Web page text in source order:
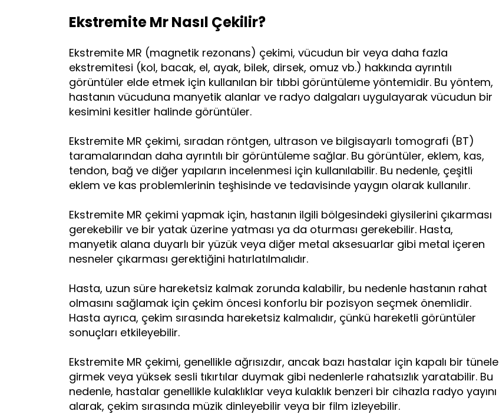
Ekstremite Mr Nasıl Çekilir?
Ekstremite MR (magnetik rezonans) çekimi, vücudun bir veya daha fazla
ekstremitesi (kol, bacak, el, ayak, bilek, dirsek, omuz vb.) hakkında ayrıntılı
görüntüler elde etmek için kullanılan bir tıbbi görüntüleme yöntemidir. Bu yöntem,
hastanın vücuduna manyetik alanlar ve radyo dalgaları uygulayarak vücudun bir
kesimini kesitler halinde görüntüler.
Ekstremite MR çekimi, sıradan röntgen, ultrason ve bilgisayarlı tomografi (BT)
taramalarından daha ayrıntılı bir görüntüleme sağlar. Bu görüntüler, eklem, kas,
tendon, bağ ve diğer yapıların incelenmesi için kullanılabilir. Bu nedenle, çeşitli
eklem ve kas problemlerinin teşhisinde ve tedavisinde yaygın olarak kullanılır.
Ekstremite MR çekimi yapmak için, hastanın ilgili bölgesindeki giysilerini çıkarması
gerekebilir ve bir yatak üzerine yatması ya da oturması gerekebilir. Hasta,
manyetik alana duyarlı bir yüzük veya diğer metal aksesuarlar gibi metal içeren
nesneler çıkarması gerektiğini hatırlatılmalıdır.
Hasta, uzun süre hareketsiz kalmak zorunda kalabilir, bu nedenle hastanın rahat
olmasını sağlamak için çekim öncesi konforlu bir pozisyon seçmek önemlidir.
Hasta ayrıca, çekim sırasında hareketsiz kalmalıdır, çünkü hareketli görüntüler
sonuçları etkileyebilir.
Ekstremite MR çekimi, genellikle ağrısızdır, ancak bazı hastalar için kapalı bir tünele
girmek veya yüksek sesli tıkırtılar duymak gibi nedenlerle rahatsızlık yaratabilir. Bu
nedenle, hastalar genellikle kulaklıklar veya kulaklık benzeri bir cihazla radyo yayını
alarak, çekim sırasında müzik dinleyebilir veya bir film izleyebilir.